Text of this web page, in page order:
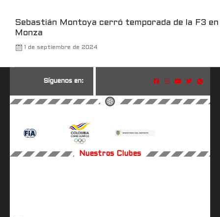
Sebastián Montoya cerró temporada de la F3 en
Monza
1 de septiembre de 2024
Síguenos en:
Nuestros Clubes